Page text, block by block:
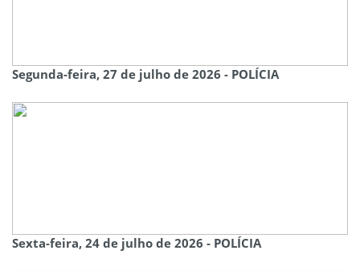
Segunda-feira, 27 de julho de 2026 - POLÍCIA
Sexta-feira, 24 de julho de 2026 - POLÍCIA